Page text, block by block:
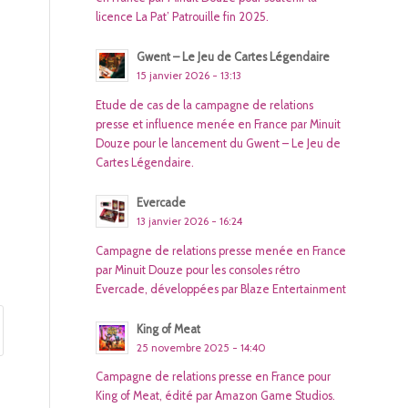
licence La Pat’ Patrouille fin 2025.
Gwent – Le Jeu de Cartes Légendaire
15 janvier 2026 - 13:13
Etude de cas de la campagne de relations
presse et influence menée en France par Minuit
Douze pour le lancement du Gwent – Le Jeu de
Cartes Légendaire.
Evercade
13 janvier 2026 - 16:24
Campagne de relations presse menée en France
par Minuit Douze pour les consoles rétro
Evercade, développées par Blaze Entertainment
King of Meat
25 novembre 2025 - 14:40
Campagne de relations presse en France pour
King of Meat, édité par Amazon Game Studios.